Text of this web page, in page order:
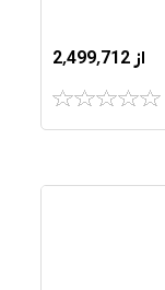
از 2٬499٬712